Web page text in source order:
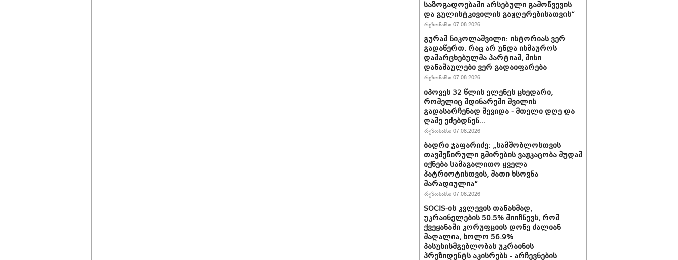
საზოგადოებაში არსებული გამოწვევის
და გულისტკივილის გაჟღერებისათვის“
რეზონანსი 07.08.2026
გურამ ნიკოლაშვილი: ისტორიას ვერ
გადაწერთ. რაც არ უნდა იხმაუროს
დამარცხებულმა პარტიამ, მისი
დანაშაულები ვერ გადაიფარება
რეზონანსი 07.08.2026
იპოვეს 32 წლის ელენეს ცხედარი,
რომელიც მდინარეში შვილის
გადასარჩენად შევიდა - მთელი დღე და
ღამე ეძებდნენ...
რეზონანსი 07.08.2026
ბადრი ჯაფარიძე: „სამშობლოსთვის
თავშეწირული გმირების ვაჟკაცობა მუდამ
იქნება სამაგალითო ყველა
პატრიოტისთვის, მათი ხსოვნა
მარადიულია“
რეზონანსი 07.08.2026
SOCIS-ის კვლევის თანახმად,
უკრაინელების 50.5% მიიჩნევს, რომ
ქვეყანაში კორუფციის დონე ძალიან
მაღალია, ხოლო 56.9%
პასუხისმგებლობას უკრაინის
პრეზიდენტს აკისრებს - არჩევნების